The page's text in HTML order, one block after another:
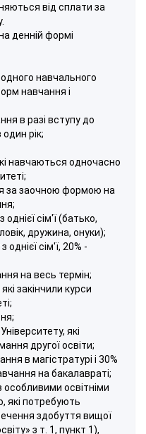
від сплати за
денній формі
навчального
навчання і
в разі вступу до
один рік;
навчаються одночасно
за заочною формою на
сім'ї (батько,
дружина, онуки);
сім'ї, 20% -
на весь термін;
закінчили курси
які
другої освіти;
в магістратурі і 30%
на бакалавраті;
особливими освітніми
які потребують
здобуття вищої
з т. 1, пункт 1),